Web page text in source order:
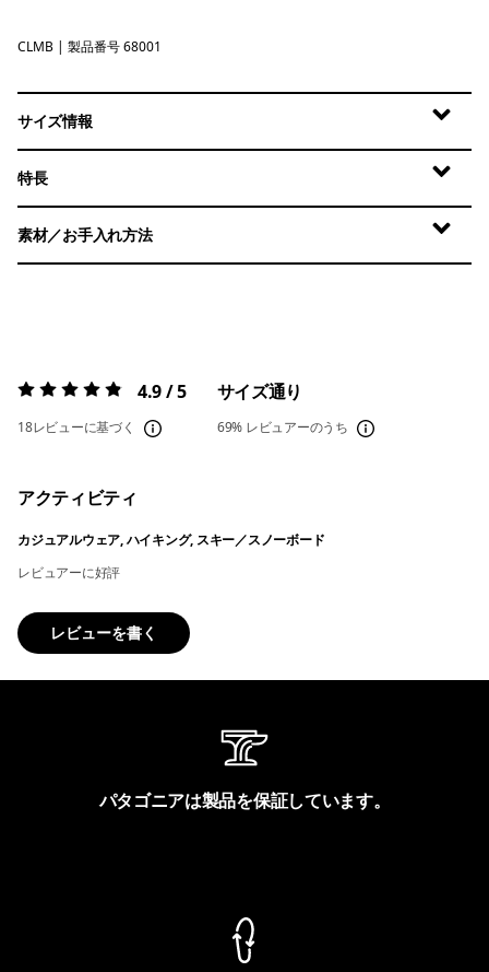
Clement Blue
CLMB | 製品番号 68001
サイズ情報
特長
素材／お手入れ方法
評価:4.9 / 5 4.9 / 5
18レビューに基づく
サイズ通り
69% レビュアーのうち
アクティビティ
カジュアルウェア, ハイキング, スキー／スノーボード
レビュアーに好評
レビューを書く
パタゴニアは製品を保証しています。